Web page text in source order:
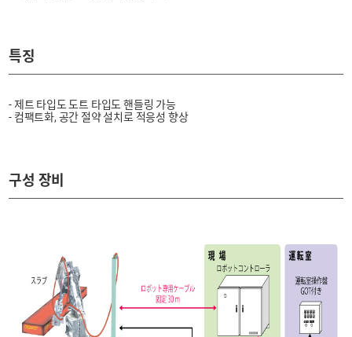
특징
- 제트 타입도 도트 타입도 핸들링 가능
- 컴팩트화, 공간 절약 설치로 적응성 향상
구성 장비